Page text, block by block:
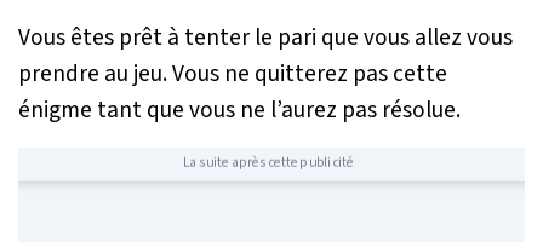
Vous êtes prêt à tenter le pari que vous allez vous
prendre au jeu. Vous ne quitterez pas cette
énigme tant que vous ne l’aurez pas résolue.
La suite après cette publicité